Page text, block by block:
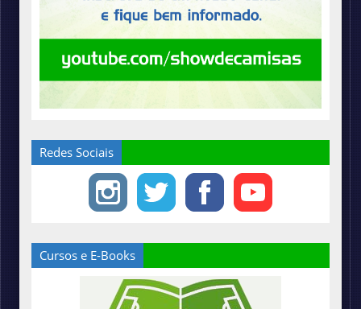
Redes Sociais
Cursos e E-Books